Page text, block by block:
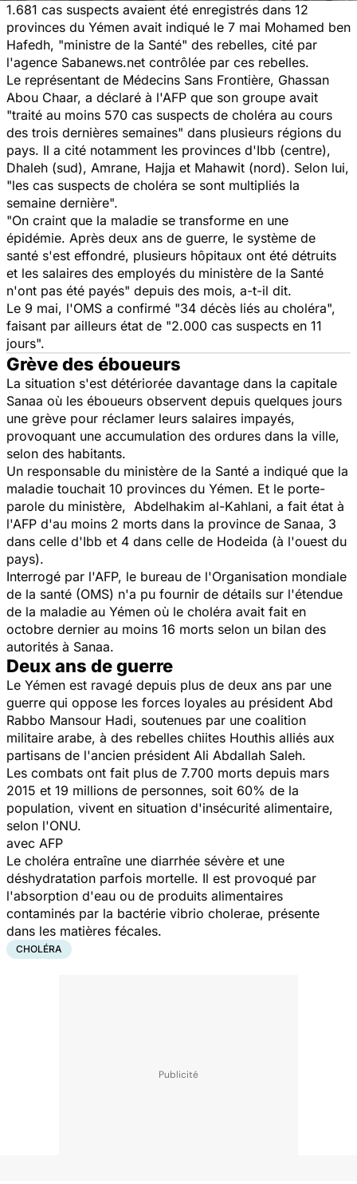
1.681 cas suspects avaient été enregistrés dans 12
provinces du Yémen avait indiqué le 7 mai Mohamed ben
Hafedh, "ministre de la Santé" des rebelles, cité par
l'agence Sabanews.net contrôlée par ces rebelles.
Le représentant de Médecins Sans Frontière, Ghassan
Abou Chaar, a déclaré à l'AFP que son groupe avait
"traité au moins 570 cas suspects de choléra au cours
des trois dernières semaines" dans plusieurs régions du
pays. Il a cité notamment les provinces d'Ibb (centre),
Dhaleh (sud), Amrane, Hajja et Mahawit (nord). Selon lui,
"les cas suspects de choléra se sont multipliés la
semaine dernière".
"On craint que la maladie se transforme en une
épidémie. Après deux ans de guerre, le système de
santé s'est effondré, plusieurs hôpitaux ont été détruits
et les salaires des employés du ministère de la Santé
n'ont pas été payés" depuis des mois, a-t-il dit.
Le 9 mai, l'OMS a confirmé "34 décès liés au choléra",
faisant par ailleurs état de "2.000 cas suspects en 11
jours".
Grève des éboueurs
La situation s'est détériorée davantage dans la capitale
Sanaa où les éboueurs observent depuis quelques jours
une grève pour réclamer leurs salaires impayés,
provoquant une accumulation des ordures dans la ville,
selon des habitants.
Un responsable du ministère de la Santé a indiqué que la
maladie touchait 10 provinces du Yémen. Et le porte-
parole du ministère, Abdelhakim al-Kahlani, a fait état à
l'AFP d'au moins 2 morts dans la province de Sanaa, 3
dans celle d'Ibb et 4 dans celle de Hodeida (à l'ouest du
pays).
Interrogé par l'AFP, le bureau de l'Organisation mondiale
de la santé (OMS) n'a pu fournir de détails sur l'étendue
de la maladie au Yémen où le choléra avait fait en
octobre dernier au moins 16 morts selon un bilan des
autorités à Sanaa.
Deux ans de guerre
Le Yémen est ravagé depuis plus de deux ans par une
guerre qui oppose les forces loyales au président Abd
Rabbo Mansour Hadi, soutenues par une coalition
militaire arabe, à des rebelles chiites Houthis alliés aux
partisans de l'ancien président Ali Abdallah Saleh.
Les combats ont fait plus de 7.700 morts depuis mars
2015 et 19 millions de personnes, soit 60% de la
population, vivent en situation d'insécurité alimentaire,
selon l'ONU.
avec AFP
Le choléra entraîne une diarrhée sévère et une
déshydratation parfois mortelle. Il est provoqué par
l'absorption d'eau ou de produits alimentaires
contaminés par la bactérie vibrio cholerae, présente
dans les matières fécales.
CHOLÉRA